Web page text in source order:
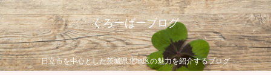
くろーばーブログ
日立市を中心とした茨城県北地区の魅力を紹介するブログ